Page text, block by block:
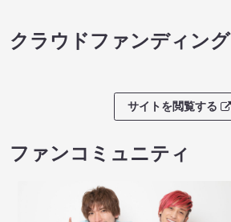
クラウドファンディング
サイトを閲覧する
ファンコミュニティ